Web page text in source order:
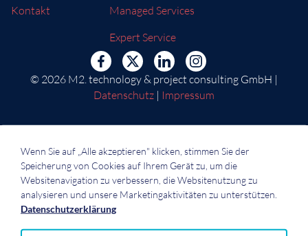
Kontakt
Managed Services
Expert Service
© 2026 M2. technology & project consulting GmbH |
Datenschutz | Impressum
Wenn Sie auf „Alle akzeptieren" klicken, stimmen Sie der
Speicherung von Cookies auf Ihrem Gerät zu, um die
Websitenavigation zu verbessern, die Websitenutzung zu
analysieren und unsere Marketingaktivitäten zu unterstützen.
Datenschutzerklärung